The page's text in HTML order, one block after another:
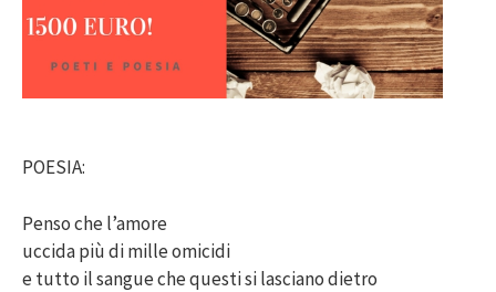
POESIA:
Penso che l’amore
uccida più di mille omicidi
e tutto il sangue che questi si lasciano dietro